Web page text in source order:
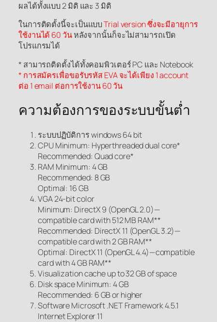
ผลได้ทั้งแบบ 2 มิติ และ 3 มิติ
ในการติดตั้งนี้จะเป็นแบบTrial version ซึ่งจะมีอายุการ
ใช้งานได้ 60 วันหลังจากนั้นก็จะไม่สามารถเปิด
โปรแกรมได้
* สามารถติดตั้งได้ทั้งคอมพิวเตอร์ PC และ Notebook
* การสมัครเพื่อขอรับรหัส EVA จะได้เพียง 1 account
ต่อ 1 email ต่อการใช้งาน 60 วัน
ความต้องการของระบบขั้นต่ำ
ระบบปฏิบัติการ windows 64 bit
CPU Minimum: Hyperthreaded dual core*
Recommended: Quad core*
RAM Minimum: 4 GB
Recommended: 8 GB
Optimal: 16 GB
VGA 24-bit color
Minimum: DirectX 9 (OpenGL 2.0)—
compatible card with 512 MB RAM**
Recommended: DirectX 11 (OpenGL 3.2)—
compatible card with 2 GB RAM**
Optimal: DirectX 11 (OpenGL 4.4)—compatible
card with 4 GB RAM**
Visualization cache up to 32 GB of space
Disk space Minimum: 4 GB
Recommended: 6 GB or higher
Software Microsoft .NET Framework 4.5.1
Internet Explorer 11